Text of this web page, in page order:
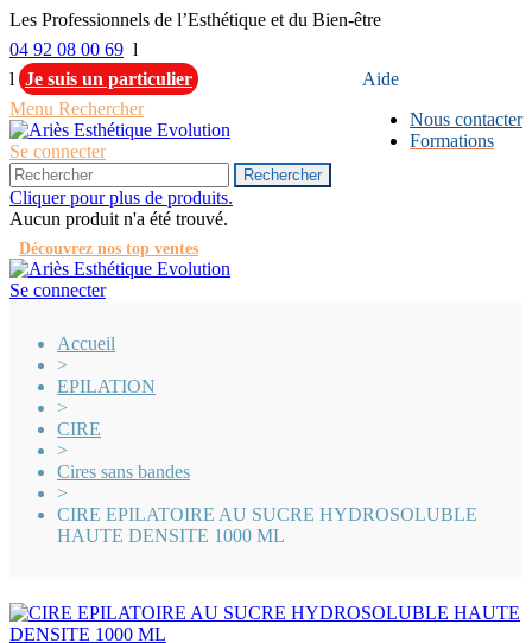
Les Professionnels de l’Esthétique et du Bien-être
04 92 08 00 69 l
Aide
Nous contacter
Formations
l Je suis un particulier
Menu Rechercher
Se connecter
Rechercher
Cliquer pour plus de produits.
Aucun produit n'a été trouvé.
Découvrez nos top ventes
Se connecter
Accueil
>
EPILATION
>
CIRE
>
Cires sans bandes
>
CIRE EPILATOIRE AU SUCRE HYDROSOLUBLE
HAUTE DENSITE 1000 ML